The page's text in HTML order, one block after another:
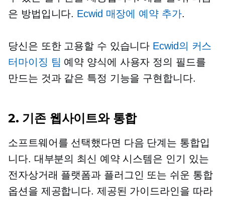
은 방법입니다. Ecwid 매장에 예약 추가.
당신은 또한 고용할 수 있습니다 Ecwid의 커스
터마이징 팀 예약 양식에 사용자 정의 필드를
만드는 것과 같은 특정 기능을 구현합니다.
2. 기존 웹사이트와 통합
소프트웨어를 선택했다면 다음 단계는 통합입
니다. 대부분의 최신 예약 시스템은 인기 있는
전자상거래 플랫폼과 플러그인 또는 쉬운 통합
옵션을 제공합니다. 제공된 가이드라인을 따라